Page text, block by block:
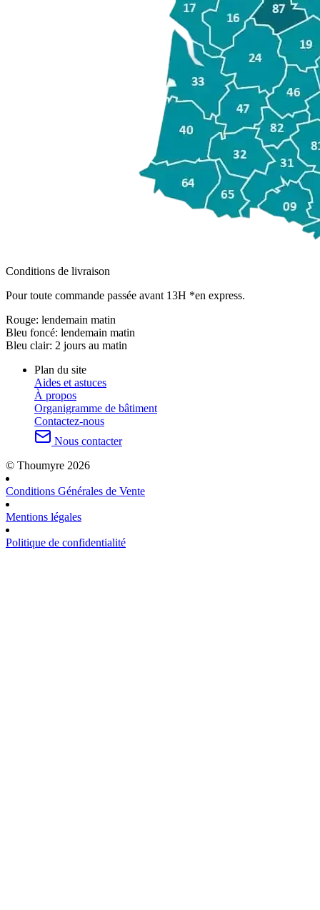
Conditions de livraison
Pour toute commande passée avant 13H *en express.
Rouge: lendemain matin
Bleu foncé: lendemain matin
Bleu clair: 2 jours au matin
Plan du site
Aides et astuces
À propos
Organigramme de bâtiment
Contactez-nous
Nous contacter
© Thoumyre 2026
Conditions Générales de Vente
Mentions légales
Politique de confidentialité